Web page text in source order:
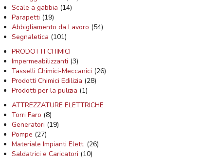
Scale a gabbia (14)
Parapetti (19)
Abbigliamento da Lavoro (54)
Segnaletica (101)
PRODOTTI CHIMICI
Impermeabilizzanti (3)
Tasselli Chimici-Meccanici (26)
Prodotti Chimici Edilizia (28)
Prodotti per la pulizia (1)
ATTREZZATURE ELETTRICHE
Torri Faro (8)
Generatori (19)
Pompe (27)
Materiale Impianti Elett. (26)
Saldatrici e Caricatori (10)